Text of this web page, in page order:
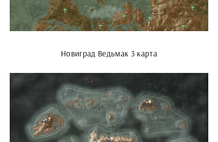
Новиград Ведьмак 3 карта